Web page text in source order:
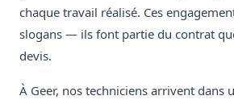
chaque travail réalisé. Ces
slogans — ils font partie du contrat
devis.
À Geer, nos techniciens arrivent dans